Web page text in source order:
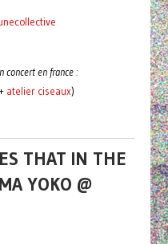
concert en france :
atelier ciseaux)
THAT IN THE
YOKO @